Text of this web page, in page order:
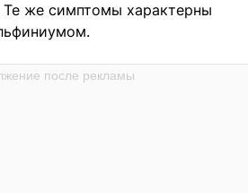
же симптомы характерны